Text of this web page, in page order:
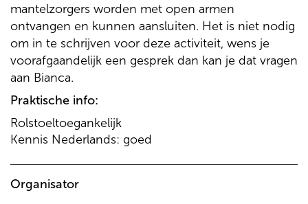
mantelzorgers worden met open armen
ontvangen en kunnen aansluiten. Het is niet nodig
om in te schrijven voor deze activiteit, wens je
voorafgaandelijk een gesprek dan kan je dat vragen
aan Bianca.
Praktische info:
Rolstoeltoegankelijk
Kennis Nederlands: goed
Organisator